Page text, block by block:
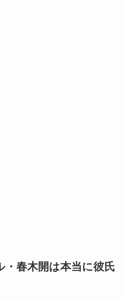
・春木開は本当に彼氏